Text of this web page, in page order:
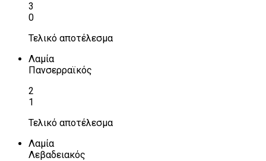
3
0
Τελικό αποτέλεσμα
Λαμία
Πανσερραϊκός
2
1
Τελικό αποτέλεσμα
Λαμία
Λεβαδειακός